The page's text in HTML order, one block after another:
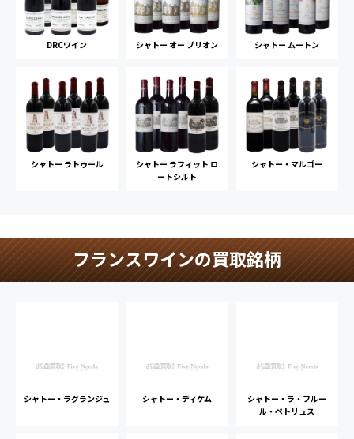
DRCワイン シャトー オー ブリオン シャトー ムートン
シャトー ラトゥール
シャトー ラフィット ロ
ートシルト
シャトー・マルゴー
フランスワインの買取銘柄
シャトー・ラグランジュ シャトー・ディケム
シャトー・ラ・フルー
ル・ペトリュス